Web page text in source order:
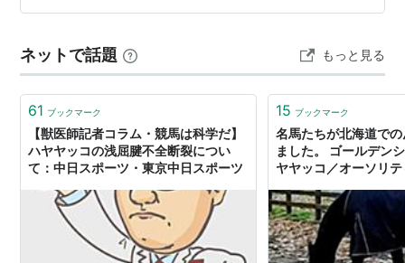
るよね🏇 外から見ると大きく感じたけど、中に収められ
り、下をくぐったりしてるんか…
ネットで話題 もっと見る
61 ブックマーク
【獣医師記者コラム・競馬は科学だ】
ハヤヤッコの浅屈腱不全断裂につい
て：中日スポーツ・東京中日スポーツ
15 ブックマーク
名馬たちが北海道で
ました。 ゴールデン
ヤヤッコ／オーソリ